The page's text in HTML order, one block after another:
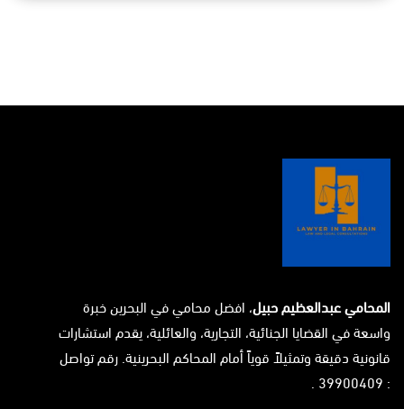
المحامي عبدالعظيم حبيل، افضل محامي في البحرين خبرة
واسعة في القضايا الجنائية، التجارية، والعائلية، يقدم استشارات
قانونية دقيقة وتمثيلاً قوياً أمام المحاكم البحرينية. رقم تواصل
: 39900409 .